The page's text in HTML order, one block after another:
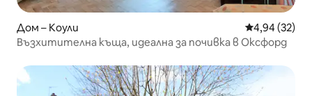
Дом – Коули Средна
4,94 (32)
Възхитителна къща, идеална за почивка в Оксфорд